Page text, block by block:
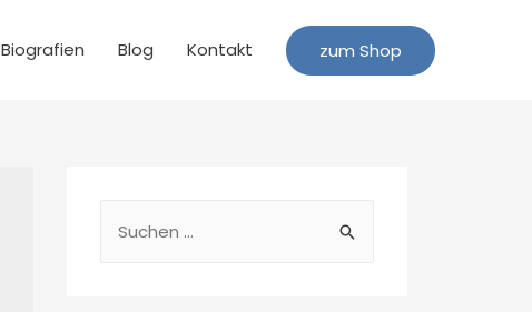
Biografien Blog Kontakt zum Shop